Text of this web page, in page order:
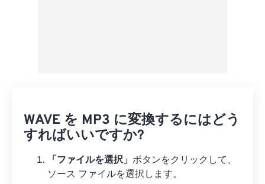
WAVE を MP3 に変換するにはどう
すればいいですか?
「ファイルを選択」 ボタンをクリックして、
ソース ファイルを選択します。